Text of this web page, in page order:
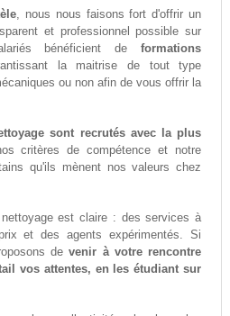
, nous nous faisons fort d'offrir un
et professionnel possible sur
bénéficient deformations
la maitrise de tout type
ou non afin de vous offrir la
sont recrutés avec la plus
critères de compétence et notre
qu'ils mènent nos valeurs chez
est claire : des services à
et des agents expérimentés. Si
devenir à votre rencontre
vos attentes, en les étudiant sur